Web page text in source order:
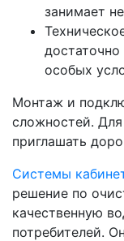
занимает
особых
Монтаж и
сложностей.
приглашать
Системы
решение по
качественную
потребителей.